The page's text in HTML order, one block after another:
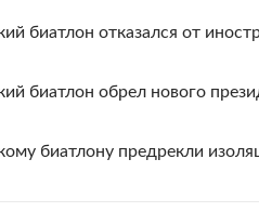
биатлон отказался от
биатлон обрел нового
биатлону предрекли